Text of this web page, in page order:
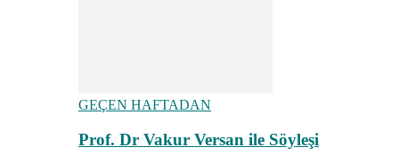
GEÇEN HAFTADAN
Prof. Dr Vakur Versan ile Söyleşi